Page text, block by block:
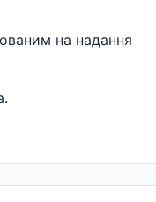
на надання